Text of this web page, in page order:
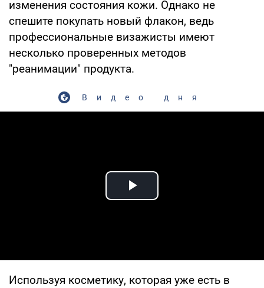
изменения состояния кожи. Однако не
спешите покупать новый флакон, ведь
профессиональные визажисты имеют
несколько проверенных методов
"реанимации" продукта.
Видео дня
Play Video
Используя косметику, которая уже есть в